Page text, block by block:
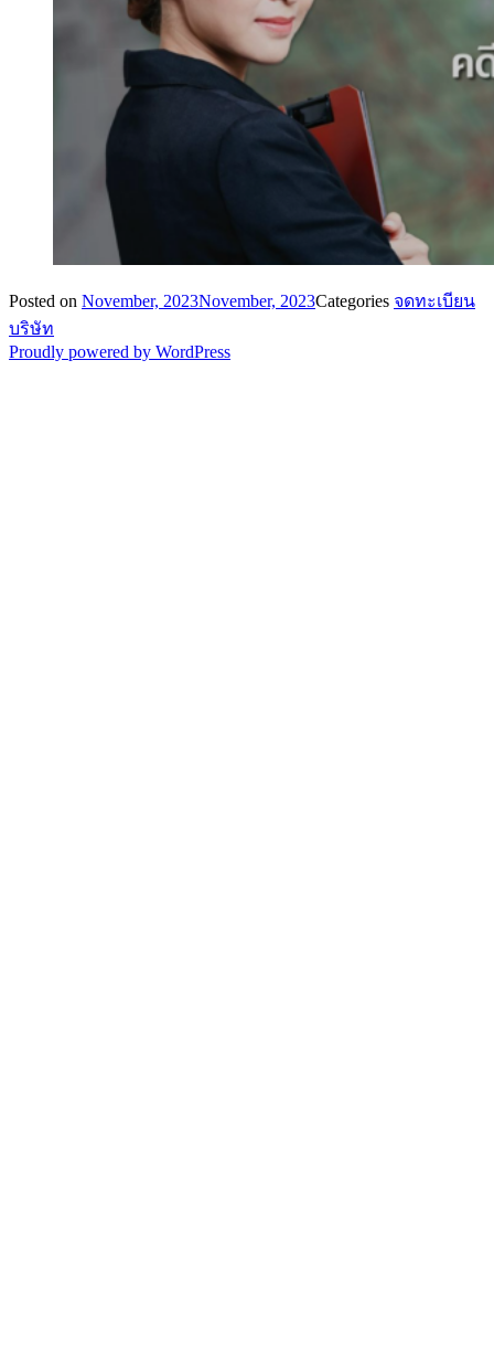
Posted on November, 2023November, 2023Categories จดทะเบียน
บริษัท
Proudly powered by WordPress